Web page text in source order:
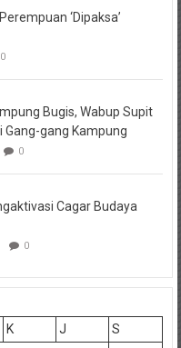
‘Dipaksa’
0
Bugis, Wabup Supit
Gang-gang Kampung
0
Cagar Budaya
0
K J
S